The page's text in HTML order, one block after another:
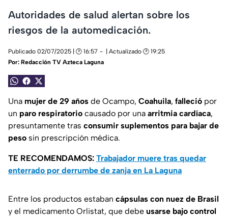
Autoridades de salud alertan sobre los
riesgos de la automedicación.
Publicado 02/07/2025 | 🕑 16:57
| Actualizado 🕑 19:25
Por: Redacción TV Azteca Laguna
Una mujer de 29 años de Ocampo, Coahuila, falleció por
un paro respiratorio causado por una arritmia cardíaca,
presuntamente tras consumir suplementos para bajar de
peso sin prescripción médica.
TE RECOMENDAMOS: Trabajador muere tras quedar
enterrado por derrumbe de zanja en La Laguna
Entre los productos estaban cápsulas con nuez de Brasil
y el medicamento Orlistat, que debe usarse bajo control